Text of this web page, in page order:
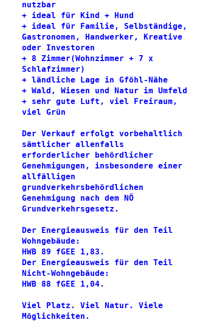
nutzbar
+ ideal für Kind + Hund
+ ideal für Familie, Selbständige,
Gastronomen, Handwerker, Kreative
oder Investoren
+ 8 Zimmer(Wohnzimmer + 7 x
Schlafzimmer)
+ ländliche Lage in Gföhl-Nähe
+ Wald, Wiesen und Natur im Umfeld
+ sehr gute Luft, viel Freiraum,
viel Grün
Der Verkauf erfolgt vorbehaltlich
sämtlicher allenfalls
erforderlicher behördlicher
Genehmigungen, insbesondere einer
allfälligen
grundverkehrsbehördlichen
Genehmigung nach dem NÖ
Grundverkehrsgesetz.
Der Energieausweis für den Teil
Wohngebäude:
HWB 89 fGEE 1,83.
Der Energieausweis für den Teil
Nicht-Wohngebäude:
HWB 88 fGEE 1,04.
Viel Platz. Viel Natur. Viele
Möglichkeiten.